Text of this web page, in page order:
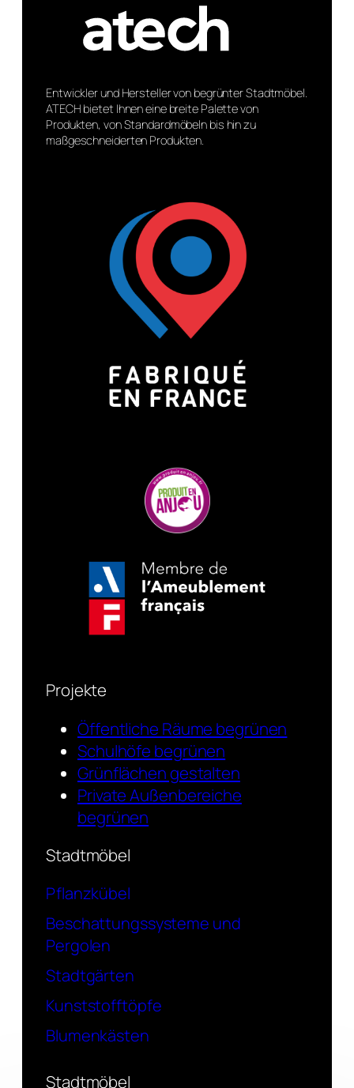
Entwickler und Hersteller von begrünter Stadtmöbel.
ATECH bietet Ihnen eine breite Palette von
Produkten, von Standardmöbeln bis hin zu
maßgeschneiderten Produkten.
Projekte
Öffentliche Räume begrünen
Schulhöfe begrünen
Grünflächen gestalten
Private Außenbereiche
begrünen
Stadtmöbel
Pflanzkübel
Beschattungssysteme und
Pergolen
Stadtgärten
Kunststofftöpfe
Blumenkästen
Stadtmöbel